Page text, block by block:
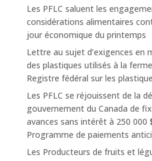
Les PFLC saluent les
considérations alimentaires
jour économique du printemps
Lettre au sujet d’exigences en
des plastiques utilisés à la
Registre fédéral sur les
Les PFLC se réjouissent de la
gouvernement du Canada de
avances sans intérêt à 250 000
Programme de paiements
Les Producteurs de fruits et